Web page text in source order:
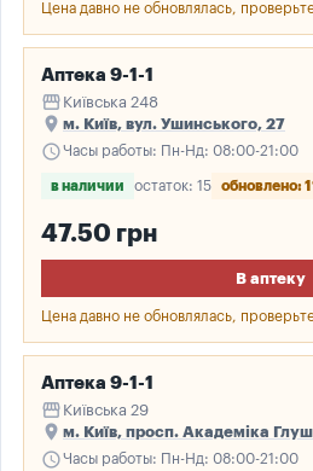
Цена давно не обновлялась,
Аптека 9-1-1
storefront Київська 248
place м. Київ, вул. Ушинського, 27
scheduleЧасы работы: Пн-Нд: 08:00-21:00
в наличии остаток: 15 обновлено:
47.50 грн
В аптеку
Цена давно не обновлялась,
Аптека 9-1-1
storefront Київська 29
place м. Київ, просп. Академіка
scheduleЧасы работы: Пн-Нд: 08:00-21:00